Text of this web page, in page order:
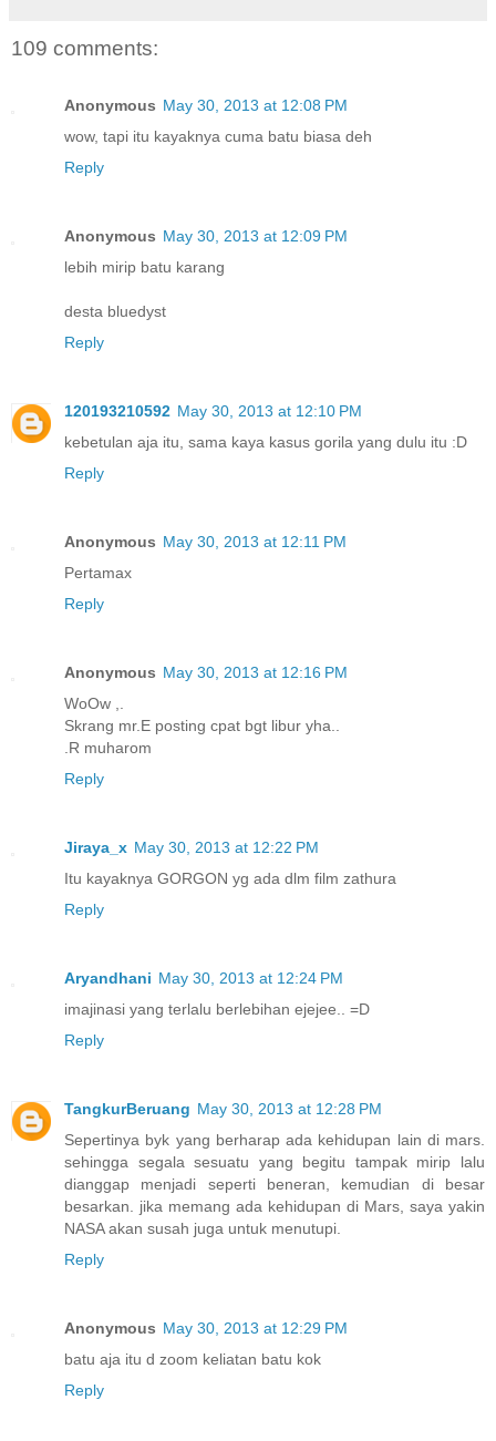
109 comments:
Anonymous May 30, 2013 at 12:08 PM
wow, tapi itu kayaknya cuma batu biasa deh
Reply
Anonymous May 30, 2013 at 12:09 PM
lebih mirip batu karang
desta bluedyst
Reply
120193210592 May 30, 2013 at 12:10 PM
kebetulan aja itu, sama kaya kasus gorila yang dulu itu :D
Reply
Anonymous May 30, 2013 at 12:11 PM
Pertamax
Reply
Anonymous May 30, 2013 at 12:16 PM
WoOw ,.
Skrang mr.E posting cpat bgt libur yha..
.R muharom
Reply
Jiraya_x May 30, 2013 at 12:22 PM
Itu kayaknya GORGON yg ada dlm film zathura
Reply
Aryandhani May 30, 2013 at 12:24 PM
imajinasi yang terlalu berlebihan ejejee.. =D
Reply
TangkurBeruang May 30, 2013 at 12:28 PM
Sepertinya byk yang berharap ada kehidupan lain di mars.
sehingga segala sesuatu yang begitu tampak mirip lalu
dianggap menjadi seperti beneran, kemudian di besar
besarkan. jika memang ada kehidupan di Mars, saya yakin
NASA akan susah juga untuk menutupi.
Reply
Anonymous May 30, 2013 at 12:29 PM
batu aja itu d zoom keliatan batu kok
Reply